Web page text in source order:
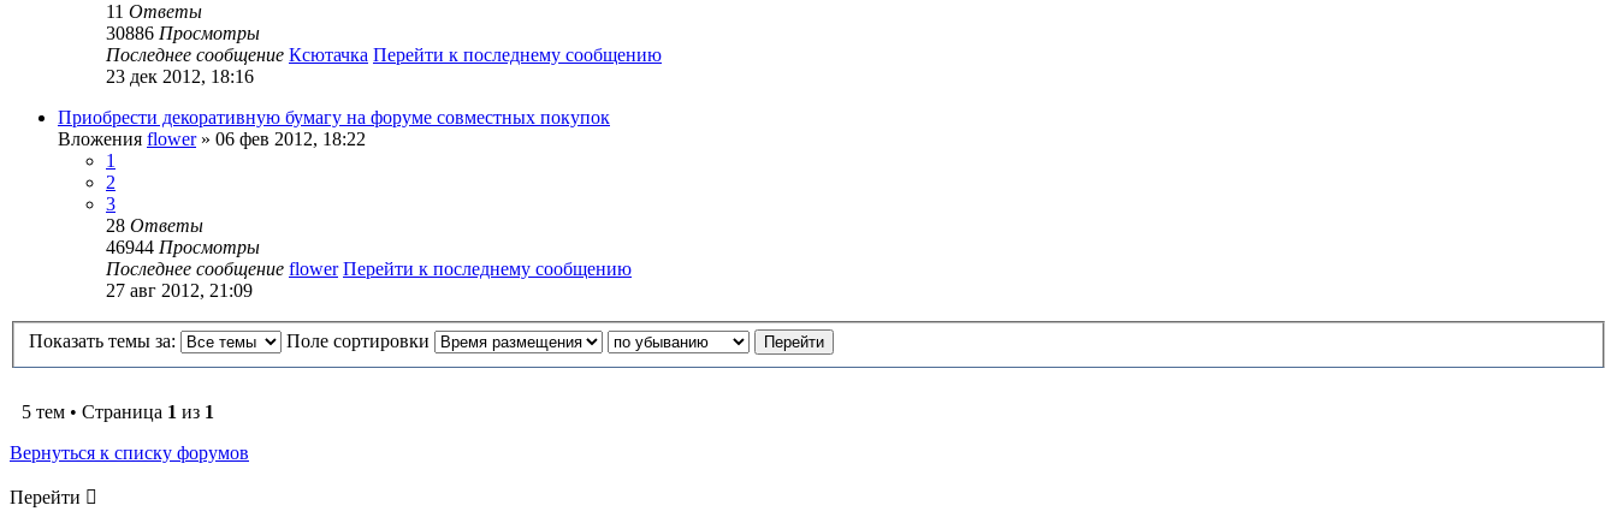
11 Ответы
30886 Просмотры
Последнее сообщение Ксютачка Перейти к последнему сообщению
23 дек 2012, 18:16
Приобрести декоративную бумагу на форуме совместных покупок
Вложения flower» 06 фев 2012, 18:22
1
2
3
28 Ответы
46944 Просмотры
Последнее сообщение flower Перейти к последнему сообщению
27 авг 2012, 21:09
Показать темы за: Поле сортировки
5 тем • Страница 1 из 1
Вернуться к списку форумов
Перейти